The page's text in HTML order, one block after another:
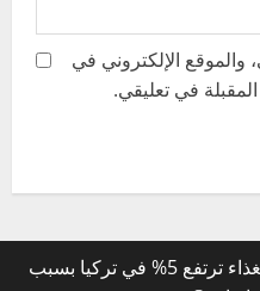
والموقع الإلكتروني في
في تعليقي.
جميع الحقوق محفوظة لأسعار الغذاء ترتفع 5% في تركيا بسبب